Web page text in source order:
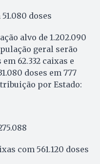
doses
alvo de 1.202.090
geral serão
62.332 caixas e
doses em 777
por Estado:
com 561.120 doses